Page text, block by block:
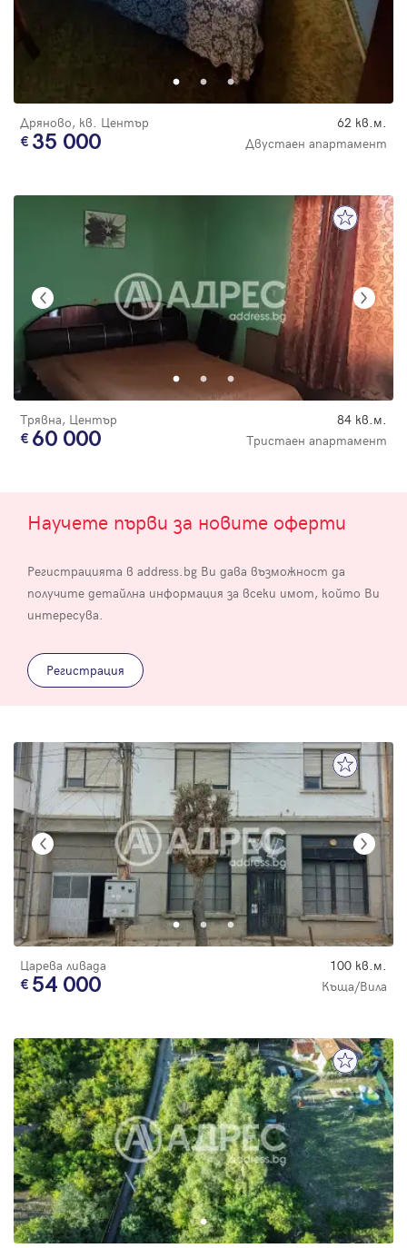
Дряново, кв. Център 62 кв.м.
35 000 Двустаен апартамент
Трявна, Център 84 кв.м.
60 000 Тристаен апартамент
Научете първи за новите оферти
Регистрацията в address.bg Ви дава възможност да
получите детайлна информация за всеки имот, който Ви
интересува.
Регистрация
Царева ливада 100 кв.м.
54 000 Къща/Вила